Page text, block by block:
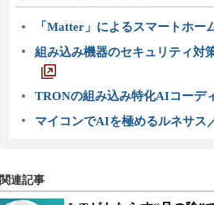
「Matter」によるスマートホー
組み込み機器のセキュリティ対
TRONの組み込み特化AIコーデ
マイコンでAIを極めるルネサス
関連記事